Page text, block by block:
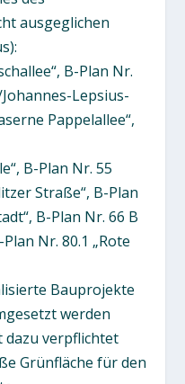
ausgeglichen
B-Plan Nr.
Lepsius-
Pappelallee“,
B-Plan Nr. 55
Straße“, B-Plan
B-Plan Nr. 66 B
Nr. 80.1 „Rote
Bauprojekte
werden
dazu verpflichtet
Grünfläche für den